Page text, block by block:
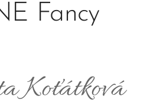
Fancy
Koťátková